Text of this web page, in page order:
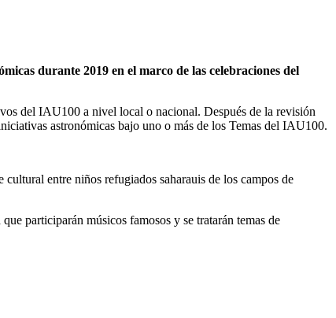
durante 2019 en el marco de las celebraciones del
del IAU100 a nivel local o nacional. Después de la revisión
astronómicas bajo uno o más de los Temas del IAU100.
entre niños refugiados saharauis de los campos de
participarán músicos famosos y se tratarán temas de